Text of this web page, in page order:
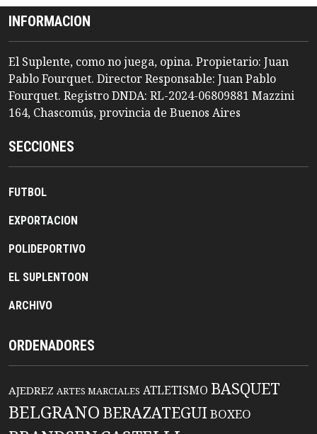
INFORMACION
El Suplente, como no juega, opina. Propietario: Juan
Pablo Fourquet. Director Responsable: Juan Pablo
Fourquet. Registro DNDA: RL-2024-06809881 Mazzini
164, Chascomús, provincia de Buenos Aires
SECCIONES
FUTBOL
EXPORTACION
POLIDEPORTIVO
EL SUPLENTOON
ARCHIVO
ORDENADORES
AJEDREZ ARTES MARCIALES ATLETISMO BASQUET
BELGRANO BERAZATEGUIBOXEO